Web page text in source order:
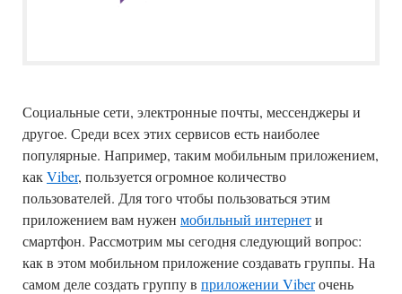
Социальные сети, электронные почты, мессенджеры и
другое. Среди всех этих сервисов есть наиболее
популярные. Например, таким мобильным приложением,
какViber, пользуется огромное количество
пользователей. Для того чтобы пользоваться этим
приложением вам нужен мобильный интернети
смартфон. Рассмотрим мы сегодня следующий вопрос:
как в этом мобильном приложение создавать группы. На
самом деле создать группу в приложении Viberочень